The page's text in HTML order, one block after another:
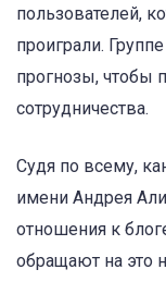
пользователей,
проиграли.
прогнозы, чтобы
сотрудничества.
Судя по всему,
имени Андрея
отношения к
обращают на это